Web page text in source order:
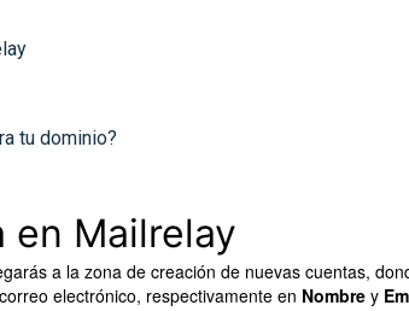
tu dominio?
en Mailrelay
a la zona de creación de nuevas cuentas,
electrónico, respectivamente en Nombrey